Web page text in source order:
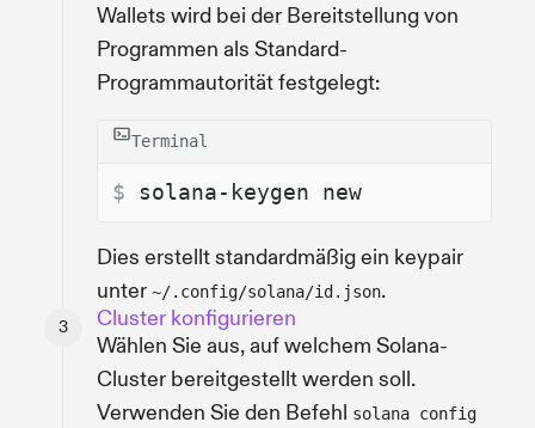
Wallets wird bei der Bereitstellung von
Programmen als Standard-
Programmautorität festgelegt:
Terminal
$ solana-keygen new
Dies erstellt standardmäßig ein keypair
unter ~/.config/solana/id.json.
Cluster konfigurieren
Wählen Sie aus, auf welchem Solana-
Cluster bereitgestellt werden soll.
Verwenden Sie den Befehl solana config